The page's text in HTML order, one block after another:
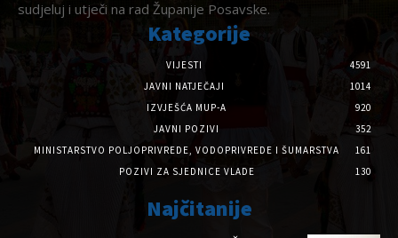
sudjeluj i utječi na rad Županije Posavske.
Kategorije
VIJESTI
4591
JAVNI NATJEČAJI
1014
IZVJEŠĆA MUP-A
920
JAVNI POZIVI
352
MINISTARSTVO POLJOPRIVREDE, VODOPRIVREDE I ŠUMARSTVA
161
POZIVI ZA SJEDNICE VLADE
130
Najčitanije